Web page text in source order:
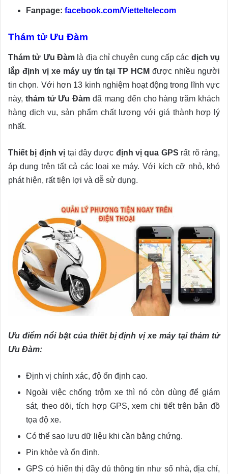
Fanpage: facebook.com/Vietteltelecom
Thám tử Ưu Đàm
Thám tử Ưu Đàm là địa chỉ chuyên cung cấp các dịch vụ
lắp định vị xe máy uy tín tại TP HCM được nhiều người
tin chọn. Với hơn 13 kinh nghiệm hoạt động trong lĩnh vực
này, thám tử Ưu Đàm đã mang đến cho hàng trăm khách
hàng dịch vụ, sản phẩm chất lượng với giá thành hợp lý
nhất.
Thiết bị định vị tại đây được định vị qua GPS rất rõ ràng,
áp dụng trên tất cả các loại xe máy. Với kích cỡ nhỏ, khó
phát hiện, rất tiện lợi và dễ sử dụng.
Ưu điểm nổi bật của thiết bị định vị xe máy tại thám tử
Ưu Đàm:
Định vị chính xác, độ ổn định cao.
Ngoài việc chống trộm xe thì nó còn dùng để giám
sát, theo dõi, tích hợp GPS, xem chi tiết trên bản đồ
tọa độ xe.
Có thể sao lưu dữ liệu khi cần bằng chứng.
Pin khỏe và ổn định.
GPS có hiển thị đầy đủ thông tin như số nhà, địa chỉ,